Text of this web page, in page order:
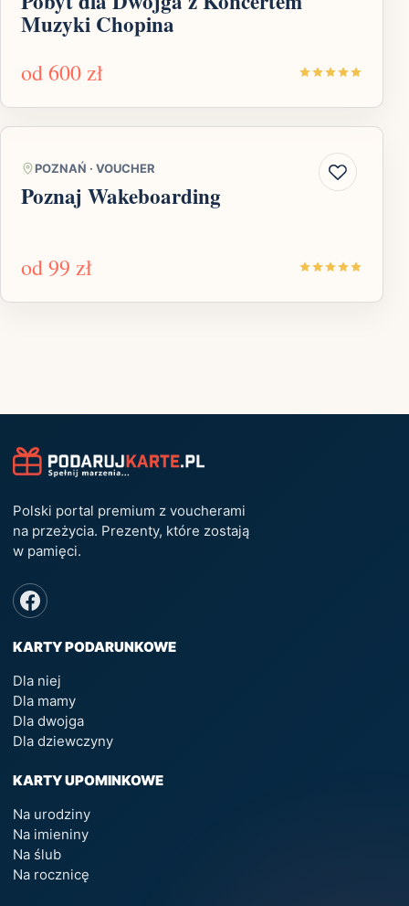
Muzyki Chopina
od600 zł
POZNAŃ · VOUCHER
Poznaj Wakeboarding
od99 zł
Polski portal premium z voucherami
na przeżycia. Prezenty, które zostają
w pamięci.
KARTY PODARUNKOWE
Dla niej
Dla mamy
Dla dwojga
Dla dziewczyny
KARTY UPOMINKOWE
Na urodziny
Na imieniny
Na ślub
Na rocznicę